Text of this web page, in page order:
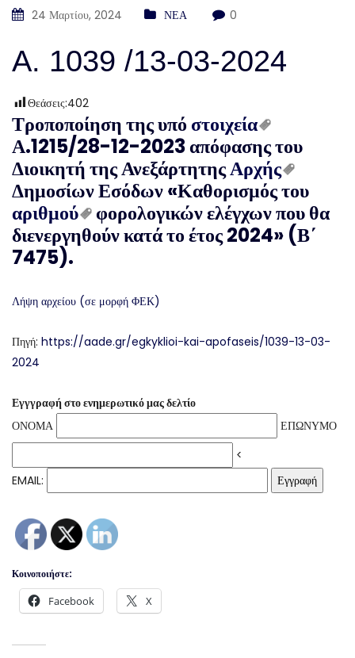
24 Μαρτίου, 2024 ΝΕΑ 0
Α. 1039 /13-03-2024
Θεάσεις:402
Τροποποίηση της υπό στοιχεία
Α.1215/28-12-2023 απόφασης του
Διοικητή της ΑνεξάρτητηςΑρχής
Δημοσίων Εσόδων «Καθορισμός του
αριθμού
φορολογικών ελέγχων που θα
διενεργηθούν κατά το έτος 2024» (Β΄
7475).
Λήψη αρχείου (σε μορφή ΦΕΚ)
Πηγή: https://aade.gr/egkyklioi-kai-apofaseis/1039-13-03-
2024
Εγγγραφή στο ενημερωτικό μας δελτίο
ΟΝΟΜΑ
ΕΠΩΝΥΜΟ
<
EMAIL:
Κοινοποιήστε:
Facebook X